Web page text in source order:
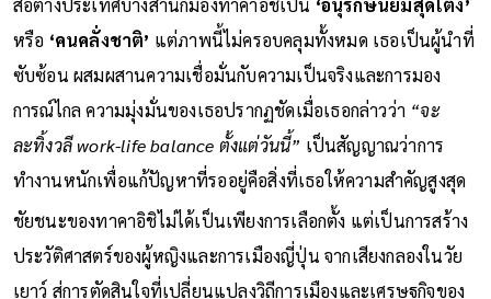
Iron Lady แห่งญี่ปุ่น: ซับซ้อนและแน่วแน่
สื่อต่างประเทศบางสำนักมองทาคาอิชิเป็น ‘อนุรักษ์นิยมสุดโต่ง’
หรือ‘คนคลั่งชาติ’แต่ภาพนี้ไม่ครอบคลุมทั้งหมด เธอเป็นผู้นำที่
ซับซ้อน ผสมผสานความเชื่อมั่นกับความเป็นจริงและการมอง
การณ์ไกล ความมุ่งมั่นของเธอปรากฏชัดเมื่อเธอกล่าวว่า“จะ
ละทิ้งวลี work-life balance ตั้งแต่วันนี้”
เป็นสัญญาณว่าการ
ทำงานหนักเพื่อแก้ปัญหาที่รออยู่คือสิ่งที่เธอให้ความสำคัญสูงสุด
ชัยชนะของทาคาอิชิไม่ได้เป็นเพียงการเลือกตั้ง แต่เป็นการสร้าง